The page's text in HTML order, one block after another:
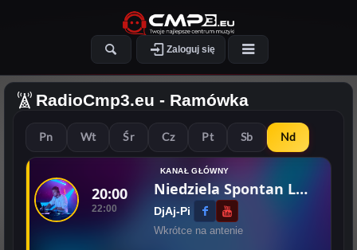
Zaloguj się
RadioCmp3.eu - Ramówka
Pn Wt Śr Cz Pt Sb Nd
20:00
22:00
KANAŁ GŁÓWNY
Niedziela Spontan Live
DjAj-Pi
Wkrótce na antenie